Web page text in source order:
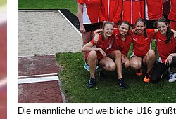
Die männliche und weibliche U16